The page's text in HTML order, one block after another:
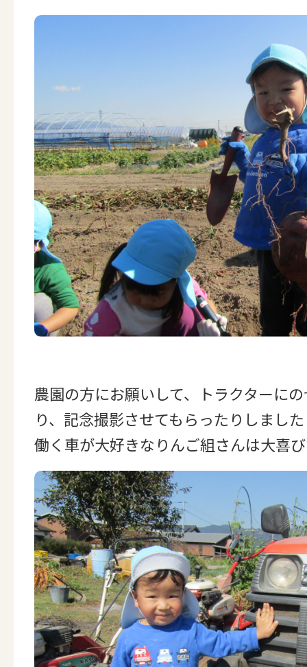
農園の方にお願いして、トラクターに
り、記念撮影させてもらったりしまし
働く車が大好きなりんご組さんは大喜